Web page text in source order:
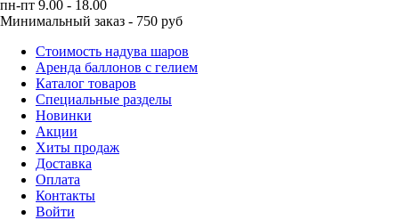
пн-пт 9.00 - 18.00
Минимальный заказ - 750 руб
Стоимость надува шаров
Аренда баллонов с гелием
Каталог товаров
Специальные разделы
Новинки
Акции
Хиты продаж
Доставка
Оплата
Контакты
Войти